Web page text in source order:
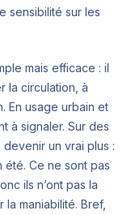
sensibilité sur les
mais efficace : il
la circulation, à
En usage urbain et
à signaler. Sur des
un vrai plus :
été. Ce ne sont pas
ils n’ont pas la
maniabilité. Bref,